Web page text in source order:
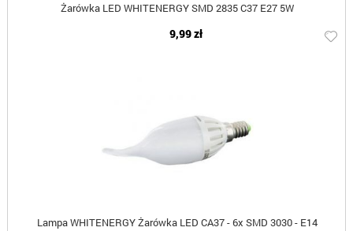
Żarówka LED WHITENERGY SMD 2835 C37 E27 5W
9,99 zł
Lampa WHITENERGY Żarówka LED CA37 - 6x SMD 3030 - E14